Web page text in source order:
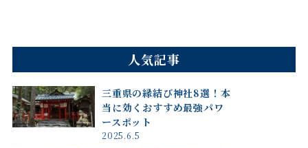
人気記事
三重県の縁結び神社8選！本
当に効くおすすめ最強パワ
ースポット
2025.6.5